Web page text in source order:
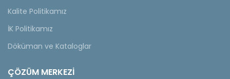
Kalite Politikamız
İK Politikamız
Döküman ve Kataloglar
ÇÖZÜM MERKEZİ